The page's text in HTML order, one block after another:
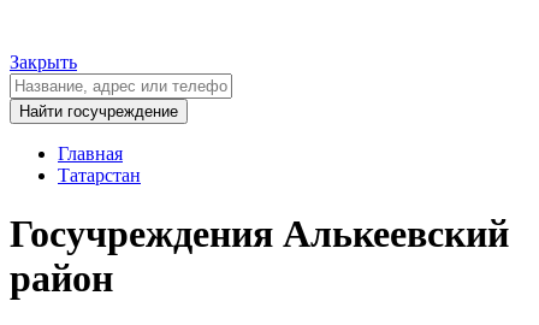
Закрыть
Главная
Татарстан
Госучреждения Алькеевский
район